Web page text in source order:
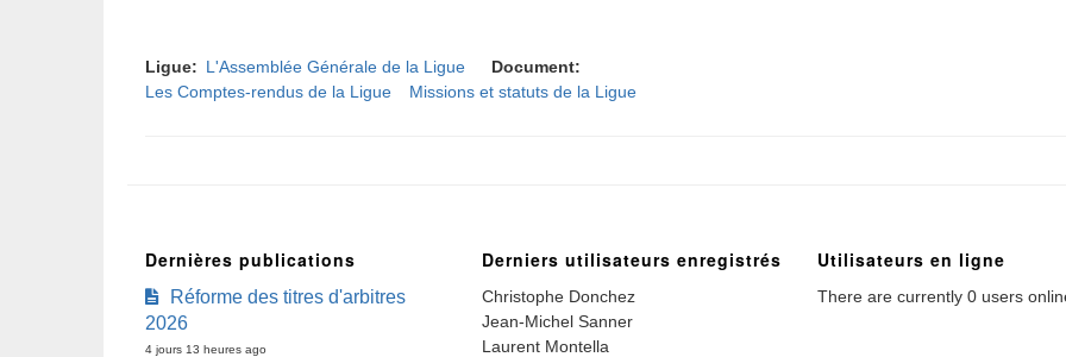
Ligue L'Assemblée Générale de la Ligue
Document
Les Comptes-rendus de la Ligue
Missions et statuts de la Ligue
Dernières publications
Réforme des titres d'arbitres
2026
4 jours 13 heures ago
Derniers utilisateurs enregistrés
Christophe Donchez
Jean-Michel Sanner
Laurent Montella
Utilisateurs en ligne
There are currently 0 users